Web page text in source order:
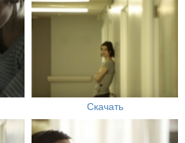
Скачать